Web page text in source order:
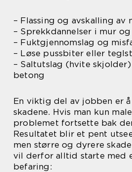
– Flassing og avskalling av
– Sprekkdannelser i mur
– Fuktgjennomslag og
– Løse pussbiter eller
– Saltutslag (hvite
betong
En viktig del av jobben er
skadene. Hvis man kun
problemet fortsette bak
Resultatet blir et pent
men større og dyrere
vil derfor alltid starte med
befaring: